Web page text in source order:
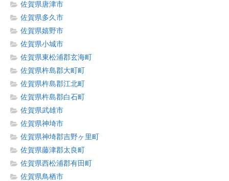
佐賀県唐津市
佐賀県多久市
佐賀県嬉野市
佐賀県小城市
佐賀県東松浦郡玄海町
佐賀県杵島郡大町町
佐賀県杵島郡江北町
佐賀県杵島郡白石町
佐賀県武雄市
佐賀県神埼市
佐賀県神埼郡吉野ヶ里町
佐賀県藤津郡太良町
佐賀県西松浦郡有田町
佐賀県鳥栖市